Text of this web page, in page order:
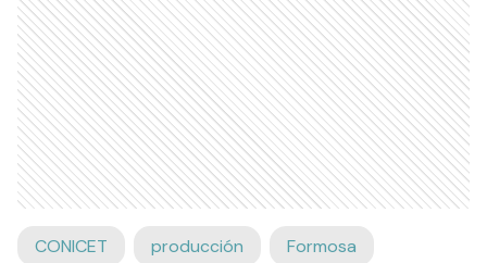
CONICET producción Formosa